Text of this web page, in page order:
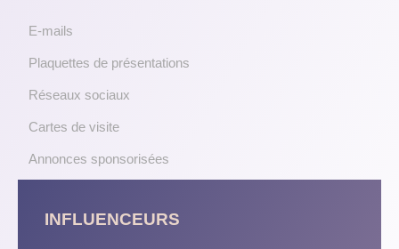
E-mails
Plaquettes de présentations
Réseaux sociaux
Cartes de visite
Annonces sponsorisées
INFLUENCEURS